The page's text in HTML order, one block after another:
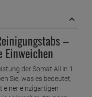
–
Einweichen
der Somat All in 1
Sie, was es bedeutet,
einer einzigartigen